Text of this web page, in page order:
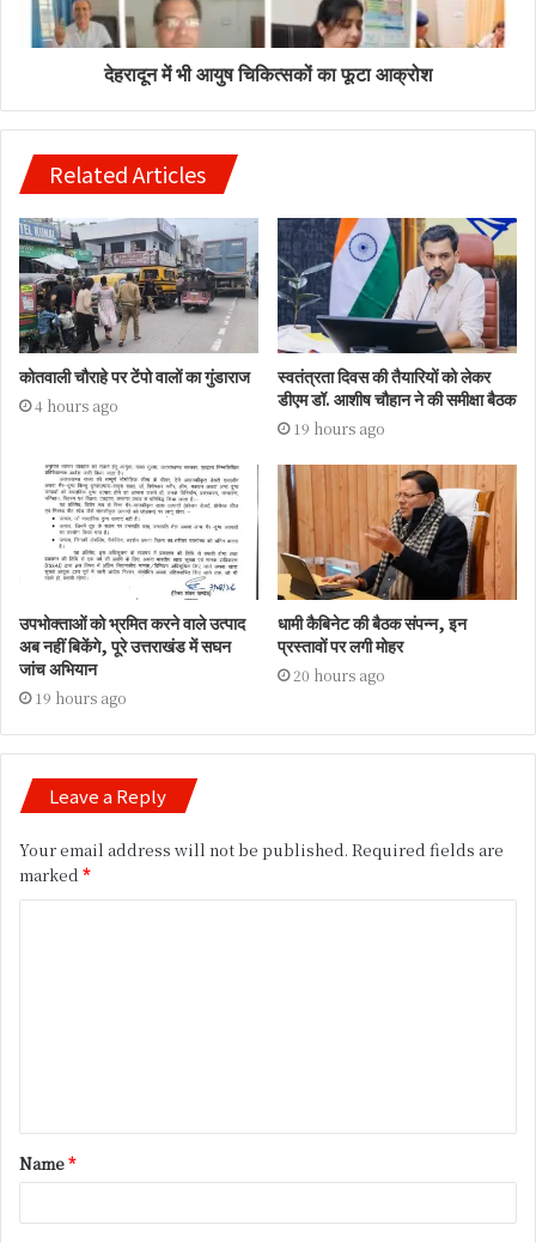
देहरादून में भी आयुष चिकित्सकों का फूटा आक्रोश
Related Articles
कोतवाली चौराहे पर टेंपो वालों का गुंडाराज
4 hours ago
स्वतंत्रता दिवस की तैयारियों को लेकर
डीएम डॉ. आशीष चौहान ने की समीक्षा बैठक
19 hours ago
उपभोक्ताओं को भ्रमित करने वाले उत्पाद
अब नहीं बिकेंगे, पूरे उत्तराखंड में सघन
जांच अभियान
19 hours ago
धामी कैबिनेट की बैठक संपन्न, इन
प्रस्तावों पर लगी मोहर
20 hours ago
Leave a Reply
Your email address will not be published. Required fields are
marked *
t
*
Name*